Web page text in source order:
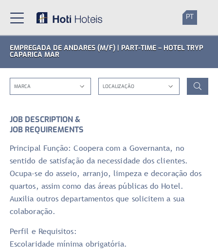
PT
EMPREGADA DE ANDARES (M/F) | PART-TIME – HOTEL TRYP
CAPARICA MAR
JOB DESCRIPTION &
JOB REQUIREMENTS
Principal Função: Coopera com a Governanta, no
sentido de satisfação da necessidade dos clientes.
Ocupa-se do asseio, arranjo, limpeza e decoração dos
quartos, assim como das áreas públicas do Hotel.
Auxilia outros departamentos que solicitem a sua
colaboração.
Perfil e Requisitos:
Escolaridade mínima obrigatória.